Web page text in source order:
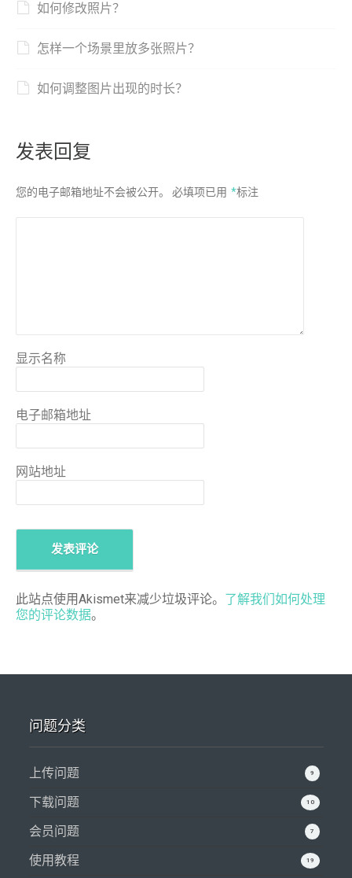
如何修改照片？
怎样一个场景里放多张照片？
如何调整图片出现的时长？
发表回复
您的电子邮箱地址不会被公开。 必填项已用 *标注
显示名称
电子邮箱地址
网站地址
此站点使用Akismet来减少垃圾评论。 了解我们如何处理
您的评论数据。
问题分类
9
上传问题
10
下载问题
7
会员问题
19
使用教程